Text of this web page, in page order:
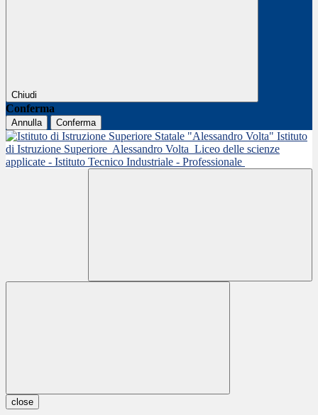
Chiudi
Conferma
Annulla Conferma
Istituto
di Istruzione Superiore Alessandro Volta Liceo delle scienze
applicate - Istituto Tecnico Industriale - Professionale
close